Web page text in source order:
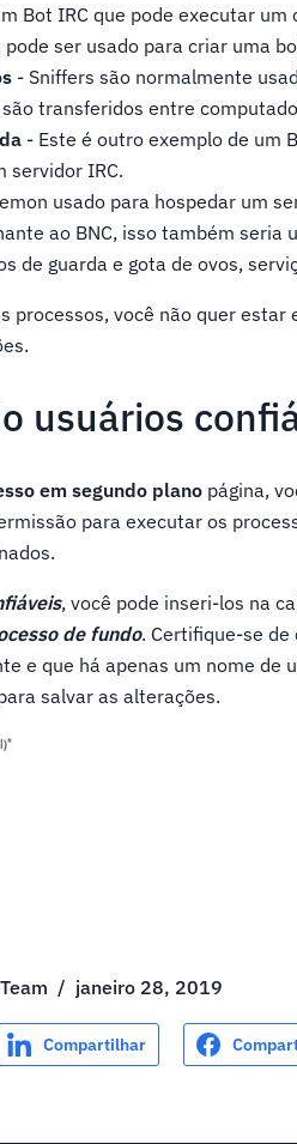
Bot IRC que pode executar
pode ser usado para criar uma
- Sniffers são normalmente
transferidos entre
- Este é outro exemplo de um
servidor IRC.
usado para hospedar um
ao BNC, isso também seria
de guarda e gota de ovos,
processos, você não quer estar
usuários
em segundo plano página,
para executar os
, você pode inseri-los na
de fundo. Certifique-se de
e que há apenas um nome de
salvar as alterações.
/ janeiro 28, 2019
Compartilhar